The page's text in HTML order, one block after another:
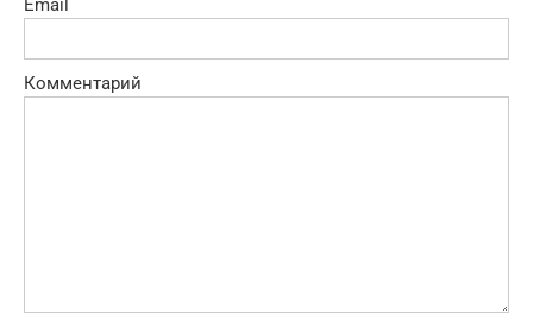
Email
Комментарий